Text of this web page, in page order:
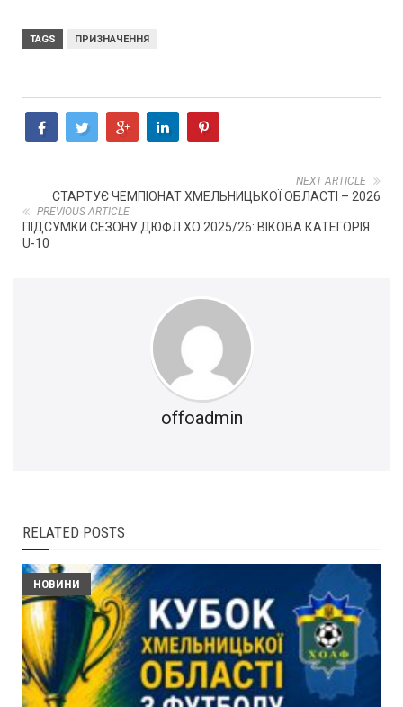
TAGS ПРИЗНАЧЕННЯ
NEXT ARTICLE
СТАРТУЄ ЧЕМПІОНАТ ХМЕЛЬНИЦЬКОЇ ОБЛАСТІ – 2026
PREVIOUS ARTICLE
ПІДСУМКИ СЕЗОНУ ДЮФЛ ХО 2025/26: ВІКОВА КАТЕГОРІЯ
U-10
offoadmin
RELATED POSTS
НОВИНИ